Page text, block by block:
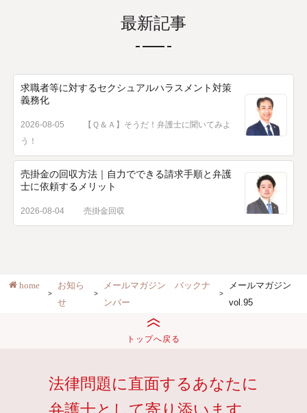
最新記事
求職者等に対するセクシュアルハラスメント対策
義務化
2026-08-05
【Ｑ＆Ａ】そうだ！弁護士に聞いてみよ
う！
売掛金の回収方法｜自力でできる請求手順と弁護
士に依頼するメリット
2026-08-04 売掛金回収
home
お知ら
せ
メールマガジン バックナ
ンバー
メールマガジン
vol.95
トップへ戻る
法律問題に直面するあなたに